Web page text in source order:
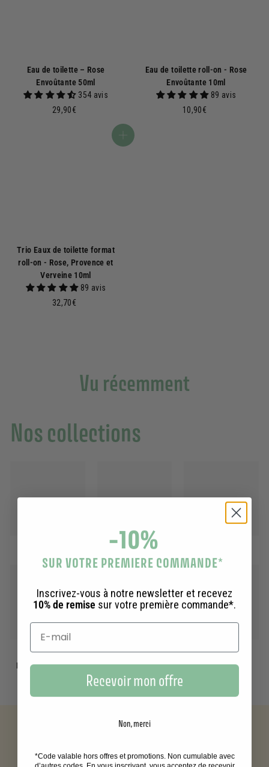
Eau de toilette – Rose
Envoûtante 50ml
354 avis
29,90€
Eau de toilette roll-on - Rose
Envoûtante 10ml
89 avis
10,90€
Trio Eaux de toilette format
roll-on - Rose, Provence et
Verveine 10ml
89 avis
32,70€
Vu récemment
Nos collections
Eaux de toilette
Savons de
Marseille liquides
Soins visage Cadeaux
-10%
SUR VOTRE PREMIERE COMMANDE*
Inscrivez-vous à notre newsletter et recevez
10% de remise sur votre première commande*.
Recevoir mon offre
Non, merci
*Code valable hors offres et promotions. Non cumulable avec